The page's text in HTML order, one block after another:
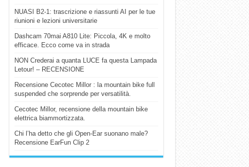
NUASI B2-1: trascrizione e riassunti AI per le tue
riunioni e lezioni universitarie
Dashcam 70mai A810 Lite: Piccola, 4K e molto
efficace. Ecco come va in strada
NON Crederai a quanta LUCE fa questa Lampada
Letour! – RECENSIONE
Recensione Cecotec Millor : la mountain bike full
suspended che sorprende per versatilità.
Cecotec Millor, recensione della mountain bike
elettrica biammortizzata.
Chi l’ha detto che gli Open-Ear suonano male?
Recensione EarFun Clip 2